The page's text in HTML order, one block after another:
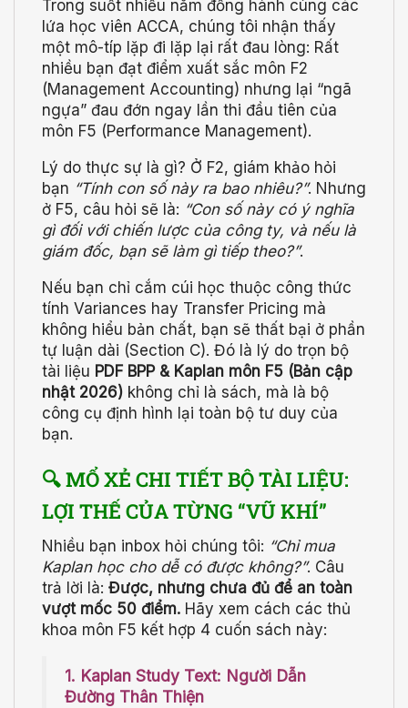
Trong suốt nhiều năm đồng hành cùng các
lứa học viên ACCA, chúng tôi nhận thấy
một mô-típ lặp đi lặp lại rất đau lòng: Rất
nhiều bạn đạt điểm xuất sắc môn F2
(Management Accounting) nhưng lại “ngã
ngựa” đau đớn ngay lần thi đầu tiên của
môn F5 (Performance Management).
Lý do thực sự là gì? Ở F2, giám khảo hỏi
bạn “Tính con số này ra bao nhiêu?”. Nhưng
ở F5, câu hỏi sẽ là: “Con số này có ý nghĩa
gì đối với chiến lược của công ty, và nếu là
giám đốc, bạn sẽ làm gì tiếp theo?”.
Nếu bạn chỉ cắm cúi học thuộc công thức
tính Variances hay Transfer Pricing mà
không hiểu bản chất, bạn sẽ thất bại ở phần
tự luận dài (Section C). Đó là lý do trọn bộ
tài liệu PDF BPP & Kaplan môn F5 (Bản cập
nhật 2026) không chỉ là sách, mà là bộ
công cụ định hình lại toàn bộ tư duy của
bạn.
🔍 MỔ XẺ CHI TIẾT BỘ TÀI LIỆU:
LỢI THẾ CỦA TỪNG “VŨ KHÍ”
Nhiều bạn inbox hỏi chúng tôi: “Chỉ mua
Kaplan học cho dễ có được không?”. Câu
trả lời là: Được, nhưng chưa đủ để an toàn
vượt mốc 50 điểm. Hãy xem cách các thủ
khoa môn F5 kết hợp 4 cuốn sách này:
1. Kaplan Study Text: Người Dẫn
Đường Thân Thiện